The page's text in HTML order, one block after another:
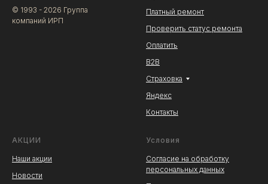
© 1993 - 2026 Группа
компаний ИРП
Платный ремонт
Проверить статус ремонта
Оплатить
В2В
Страховка
Яндекс
Контакты
АКЦИИ
Наши акции
Новости
Условия
Согласие на обработку
персональных данных